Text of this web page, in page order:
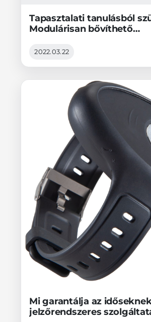
Tapasztalati tanulásból
Modulárisan bővíthető
2022.03.22
Mi garantálja az
jelzőrendszeres